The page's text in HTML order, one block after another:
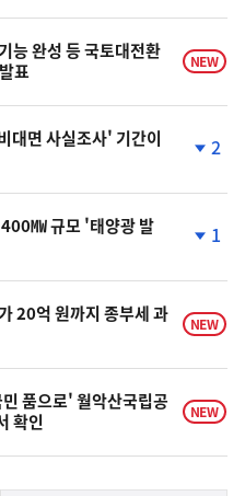
상
승
능 완성 등 국토대전환
표
NEW
대면 사실조사' 기간이
하
2
㎿ 규모 '태양광 발
하
락
1
20억 원까지 종부세 과
NEW
품으로' 월악산국립공
확인
NEW